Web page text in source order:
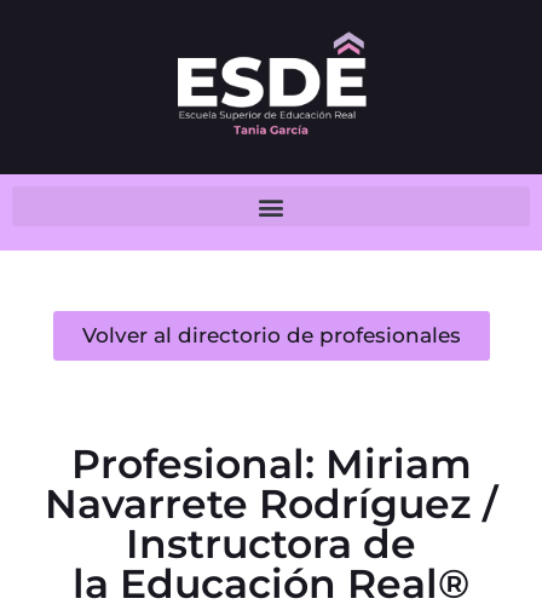
Volver al directorio de profesionales
Profesional: Miriam
Navarrete Rodríguez /
Instructora de
la Educación Real®